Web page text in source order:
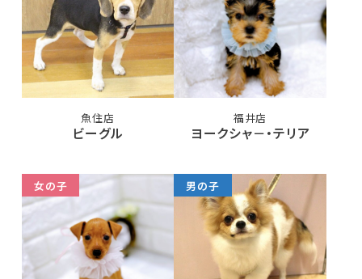
魚住店
ビーグル
福井店
ヨークシャ－・テリア
女の子 男の子